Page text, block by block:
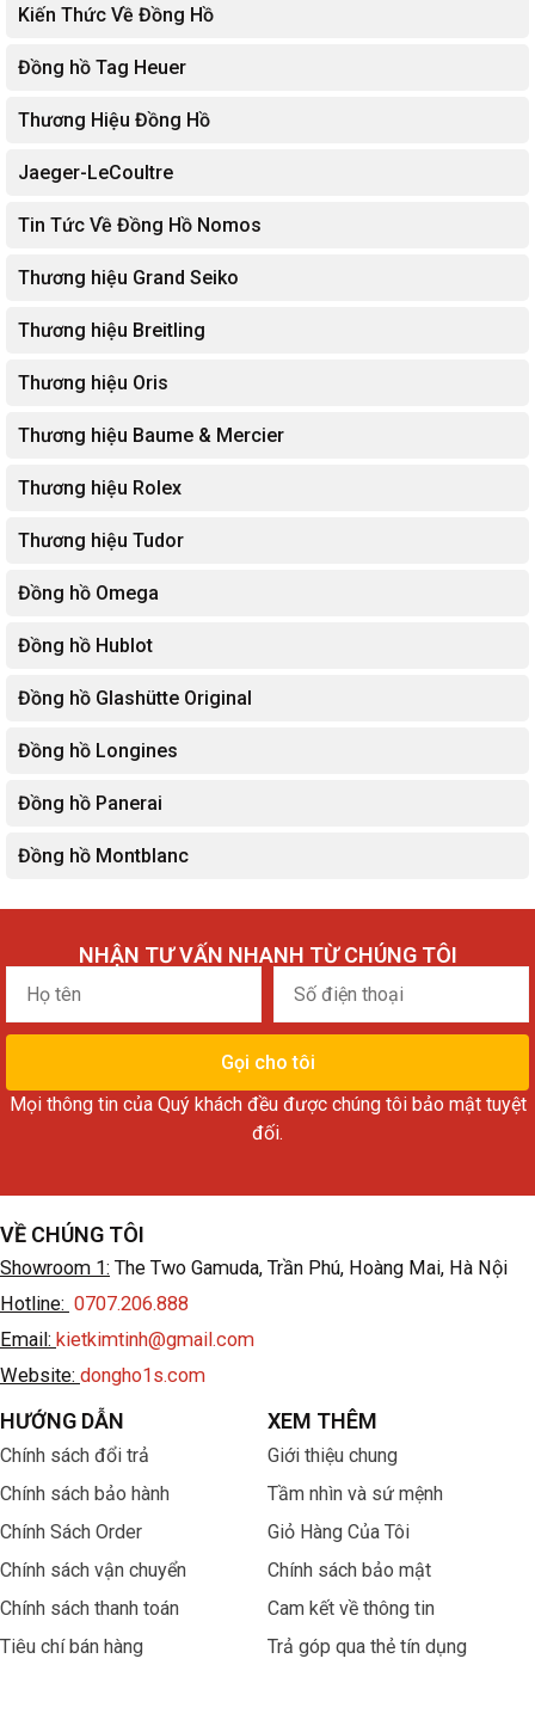
Kiến Thức Về Đồng Hồ
Đồng hồ Tag Heuer
Thương Hiệu Đồng Hồ
Jaeger-LeCoultre
Tin Tức Về Đồng Hồ Nomos
Thương hiệu Grand Seiko
Thương hiệu Breitling
Thương hiệu Oris
Thương hiệu Baume & Mercier
Thương hiệu Rolex
Thương hiệu Tudor
Đồng hồ Omega
Đồng hồ Hublot
Đồng hồ Glashütte Original
Đồng hồ Longines
Đồng hồ Panerai
Đồng hồ Montblanc
NHẬN TƯ VẤN NHANH TỪ CHÚNG TÔI
Họ
tên
điện
thoại
Gọi cho tôi
Mọi thông tin của Quý khách đều được chúng tôi bảo mật tuyệt
đối.
VỀ CHÚNG TÔI
Showroom 1: The Two Gamuda, Trần Phú, Hoàng Mai, Hà Nội
Hotline: 0707.206.888
Email: kietkimtinh@gmail.com
Website: dongho1s.com
HƯỚNG DẪN
Chính sách đổi trả
Chính sách bảo hành
Chính Sách Order
Chính sách vận chuyển
Chính sách thanh toán
Tiêu chí bán hàng
XEM THÊM
Giới thiệu chung
Tầm nhìn và sứ mệnh
Giỏ Hàng Của Tôi
Chính sách bảo mật
Cam kết về thông tin
Trả góp qua thẻ tín dụng